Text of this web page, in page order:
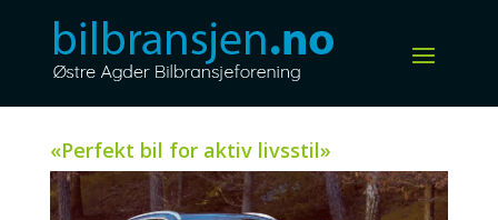
«Perfekt bil for aktiv livsstil»